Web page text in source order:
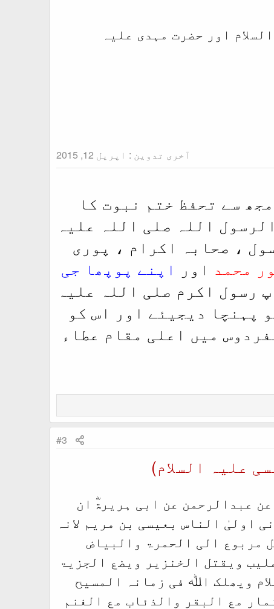
اور حضرت مہدی علیہ
آخری تدوین : اپریل 12, 2015
سے تحفظ ختم نبوت کا
اللہ صلی اللہ علیہ
، صحابہ اکرام ، پوری
محمد اور
اپنے پوپھا جی
رسول اکرم صلی اللہ علیہ
پہنچا دیجیئے اور اس کو
میں اعلی مقام عطاء
#3
علیہ السلام)
عبدالرحمن عن ابی ہریرۃؓ ان
اولیٰ الناس بعیسی بن مریم لانہ
مربوع الی الحمرۃ والبیاض
ویقتل الخنزیر ویضع الجزیۃ
ویھلک اﷲ فی زمانہ المسیح
مع البقر والذئاب مع الغنم